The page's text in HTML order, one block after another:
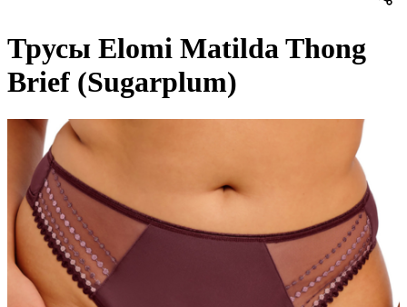
Трусы Elomi Matilda Thong
Brief (Sugarplum)